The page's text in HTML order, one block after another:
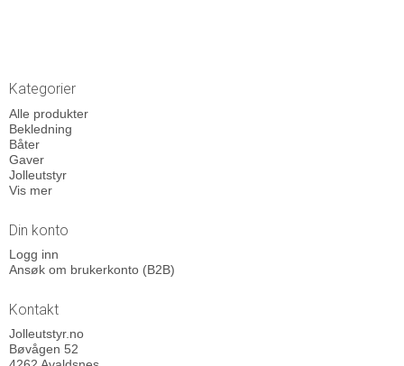
Kategorier
Alle produkter
Bekledning
Båter
Gaver
Jolleutstyr
Vis mer
Din konto
Logg inn
Ansøk om brukerkonto (B2B)
Kontakt
Jolleutstyr.no
Bøvågen 52